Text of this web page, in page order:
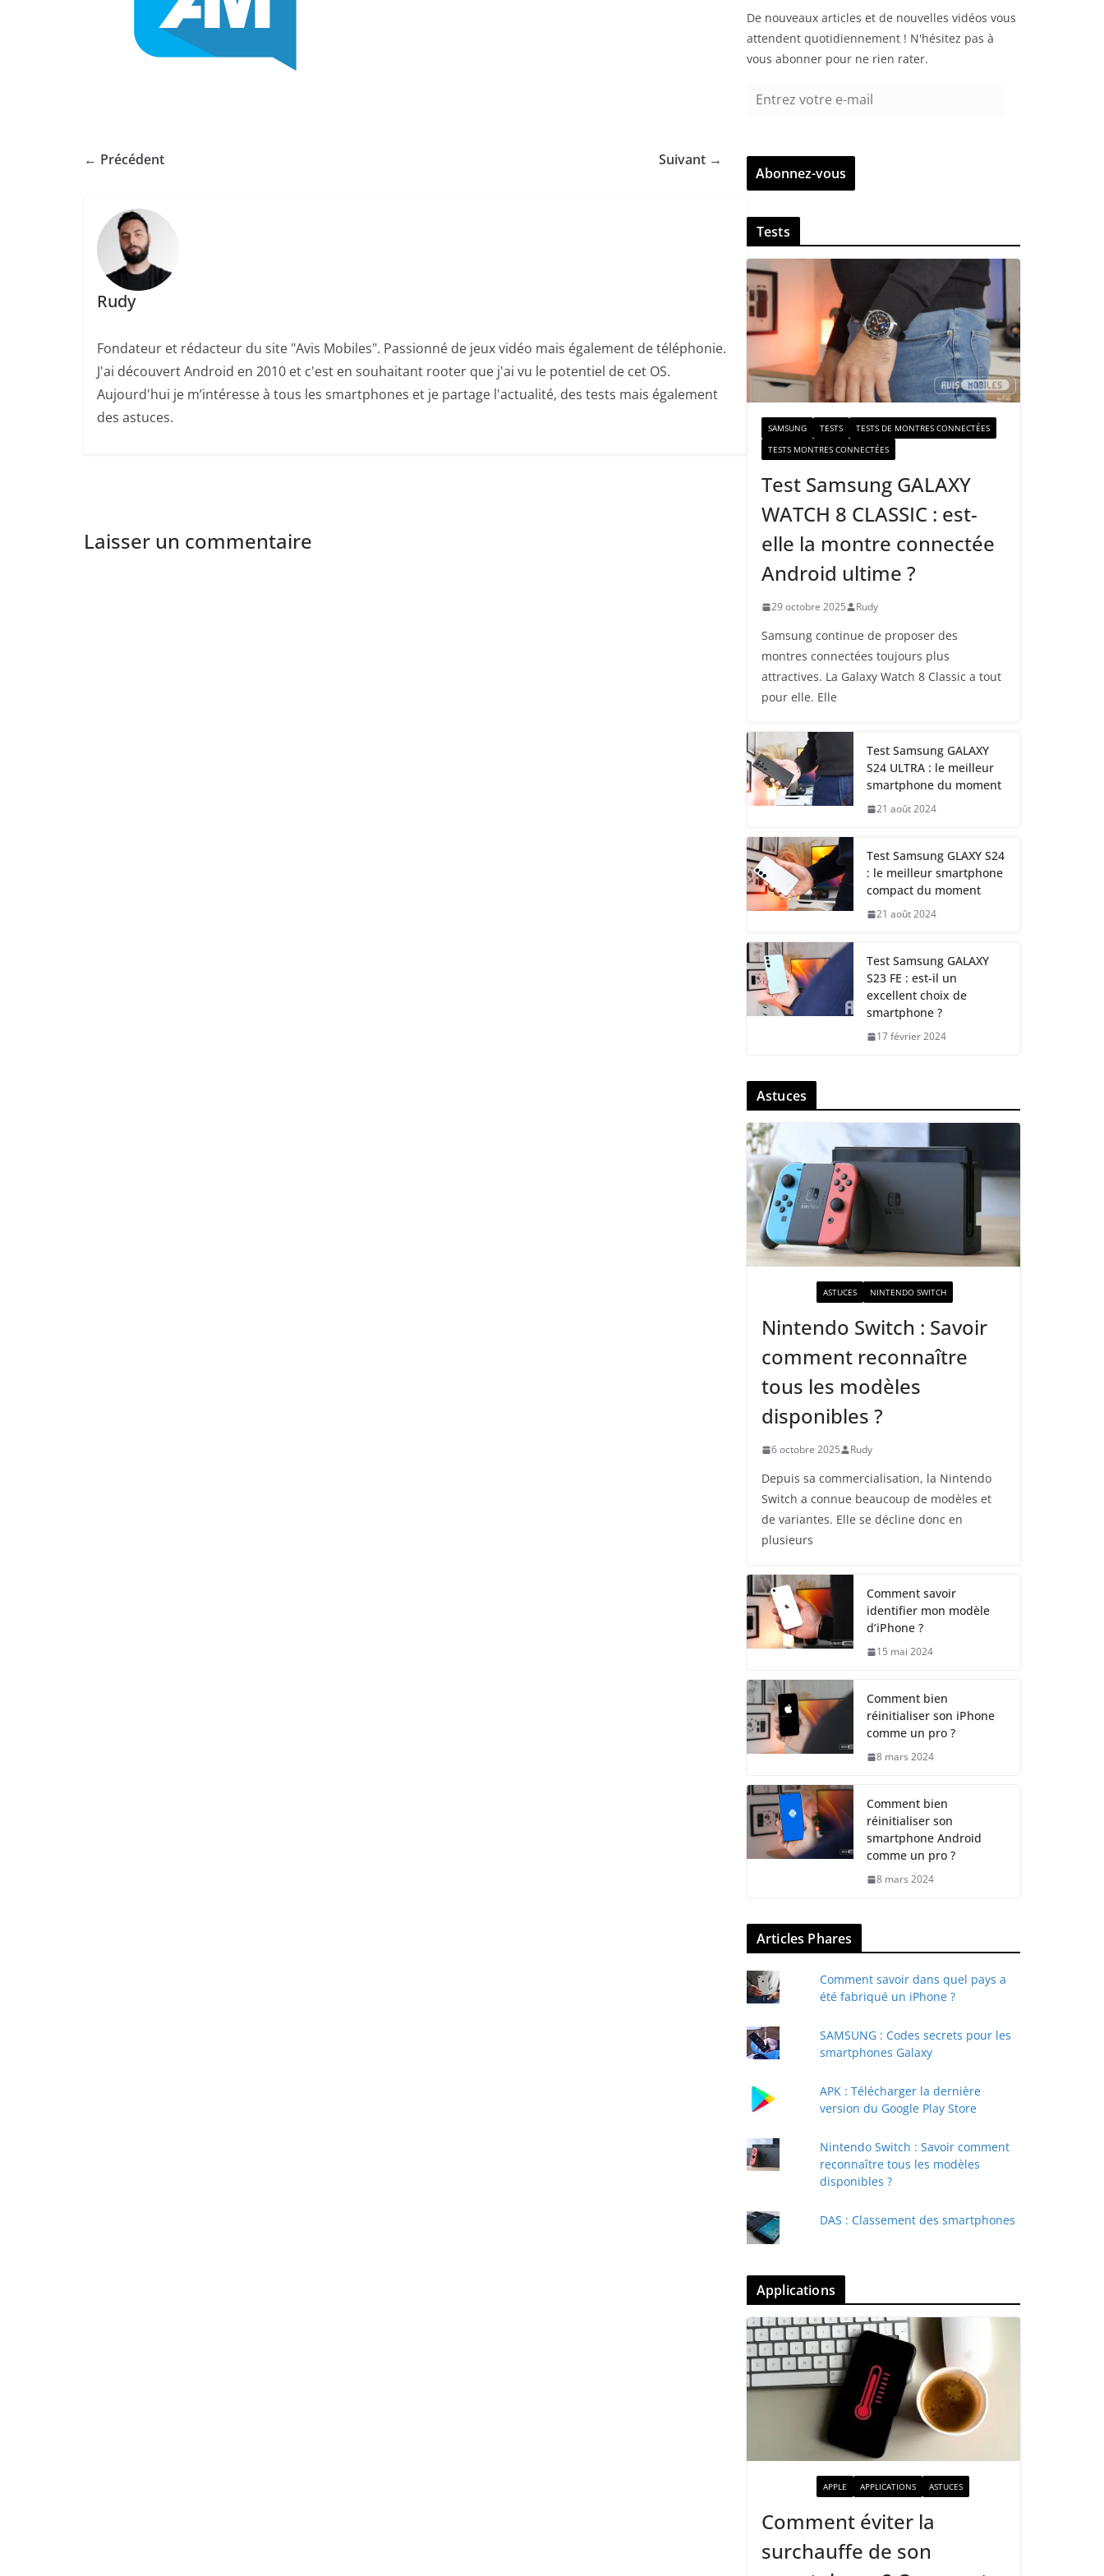
← Précédent Suivant →
Rudy
Fondateur et rédacteur du site "Avis Mobiles". Passionné de jeux vidéo mais également de téléphonie.
J'ai découvert Android en 2010 et c'est en souhaitant rooter que j'ai vu le potentiel de cet OS.
Aujourd'hui je m’intéresse à tous les smartphones et je partage l'actualité, des tests mais également
des astuces.
Laisser un commentaire
De nouveaux articles et de nouvelles vidéos vous
attendent quotidiennement ! N'hésitez pas à
vous abonner pour ne rien rater.
r
z
v
t
r
e
e
-
a
i
Abonnez-vous
Tests
SAMSUNG TESTS
TESTS DE MONTRES CONNECTÉES
TESTS MONTRES CONNECTÉES
Test Samsung GALAXY
WATCH 8 CLASSIC : est-
elle la montre connectée
Android ultime ?
29 octobre 2025 Rudy
Samsung continue de proposer des
montres connectées toujours plus
attractives. La Galaxy Watch 8 Classic a tout
pour elle. Elle
Test Samsung GALAXY
S24 ULTRA : le meilleur
smartphone du moment
21 août 2024
Test Samsung GLAXY S24
: le meilleur smartphone
compact du moment
21 août 2024
Test Samsung GALAXY
S23 FE : est-il un
excellent choix de
smartphone ?
17 février 2024
Astuces
ASTUCES NINTENDO SWITCH
Nintendo Switch : Savoir
comment reconnaître
tous les modèles
disponibles ?
6 octobre 2025 Rudy
Depuis sa commercialisation, la Nintendo
Switch a connue beaucoup de modèles et
de variantes. Elle se décline donc en
plusieurs
Comment savoir
identifier mon modèle
d’iPhone ?
15 mai 2024
Comment bien
réinitialiser son iPhone
comme un pro ?
8 mars 2024
Comment bien
réinitialiser son
smartphone Android
comme un pro ?
8 mars 2024
Articles Phares
Comment savoir dans quel pays a
été fabriqué un iPhone ?
SAMSUNG : Codes secrets pour les
smartphones Galaxy
APK : Télécharger la dernière
version du Google Play Store
Nintendo Switch : Savoir comment
reconnaître tous les modèles
disponibles ?
DAS : Classement des smartphones
Applications
APPLE APPLICATIONS ASTUCES
Comment éviter la
surchauffe de son